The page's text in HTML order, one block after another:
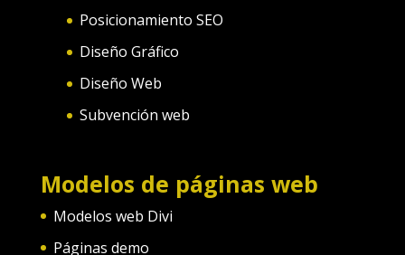
Posicionamiento SEO
Diseño Gráfico
Diseño Web
Subvención web
Modelos de páginas web
Modelos web Divi
Páginas demo